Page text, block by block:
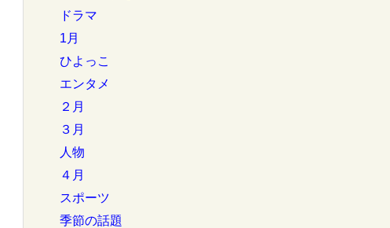
ドラマ
1月
ひよっこ
エンタメ
２月
３月
人物
４月
スポーツ
季節の話題